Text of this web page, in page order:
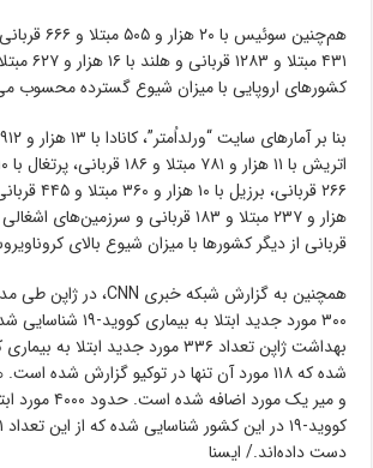
کشورهای اروپایی با میزان شیوع گسترده محسوب
قربانی از دیگر کشورها با میزان شیوع بالای
۳۰۰ مورد جدید ابتلا به
شده که ۱۱۸ مورد آن تنها در توکیو گزارش شده
و میر یک مورد اضافه
دست داده‌اند./ ایسنا